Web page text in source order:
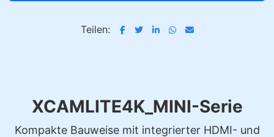
Teilen:
XCAMLITE4K_MINI-Serie
Kompakte Bauweise mit integrierter HDMI- und